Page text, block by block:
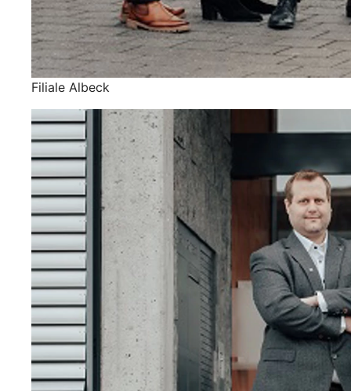
Filiale Albeck